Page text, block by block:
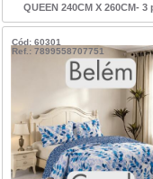
QUEEN 240CM X 260CM- 3
Cód: 60301
Ref.: 7899558707751